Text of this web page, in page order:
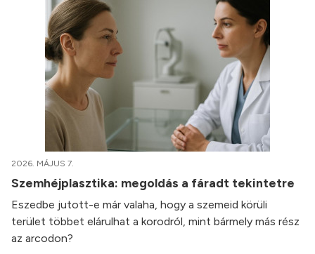
2026. MÁJUS 7.
Szemhéjplasztika: megoldás a fáradt tekintetre
Eszedbe jutott-e már valaha, hogy a szemeid körüli
terület többet elárulhat a korodról, mint bármely más rész
az arcodon?